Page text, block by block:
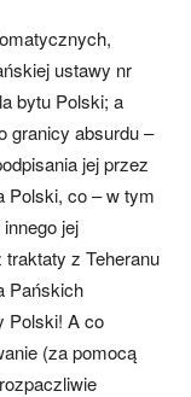
ustawy nr
bytu Polski; a
granicy absurdu –
jej przez
Polski, co – w tym
jej
traktaty z Teheranu
Pańskich
Polski! A co
(za pomocą